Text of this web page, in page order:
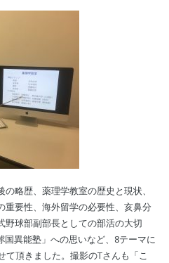
略歴、薬理学教室の歴史と現状、
重要性、海外留学の必要性、亥鼻分
野球部副部長としての部活の大切
異能塾」への思いなど、8テーマに
頂きました。撮影のTさんも「こ